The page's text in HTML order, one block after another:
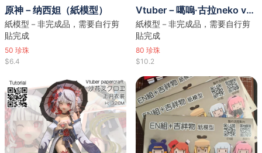
原神－纳西妲（紙模型）
紙模型－非完成品，需要自行剪
貼完成
50 珍珠
$6.4
Vtuber－噶嗚·古拉neko ver.(紙模型)
紙模型－非完成品，需要自行剪
貼完成
80 珍珠
$10.2